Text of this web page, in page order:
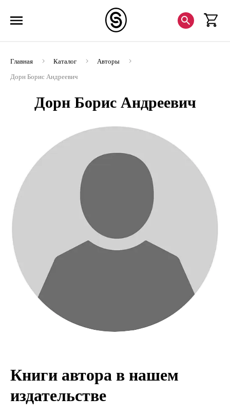
Главная Каталог
Авторы
Дорн Борис Андреевич
Дорн Борис Андреевич
Книги автора в нашем
издательстве